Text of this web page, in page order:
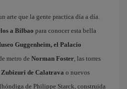
arte que la gente practica día a día.
a Bilbao para conocer esta bella
Guggenheim, el Palacio
metro de Norman Foster, las torres
Zubizuri de Calatrava o nuevos
de Philippe Starck, construida